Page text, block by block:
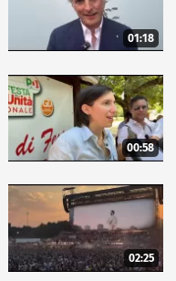
01:18
00:58
02:25